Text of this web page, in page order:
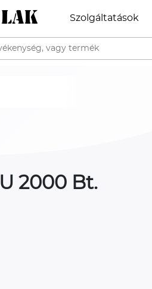
Szolgáltatások
2000 Bt.